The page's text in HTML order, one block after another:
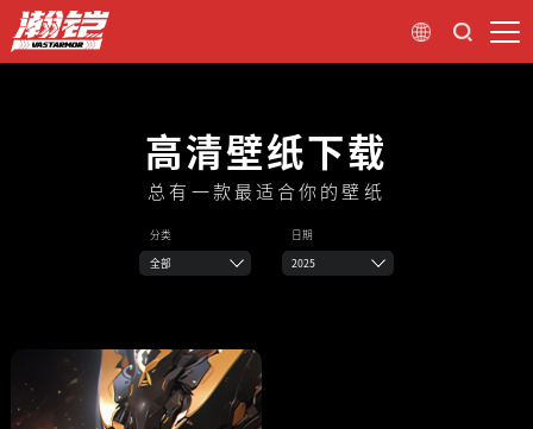
高清壁纸下载
总有一款最适合你的壁纸
分类
全部
日期
2025